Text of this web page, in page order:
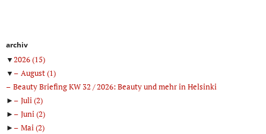
archiv
▼2026(15)
▼
August(1)
Beauty Briefing KW 32 / 2026: Beauty und mehr in Helsinki
►
Juli(2)
►
Juni(2)
►
Mai(2)